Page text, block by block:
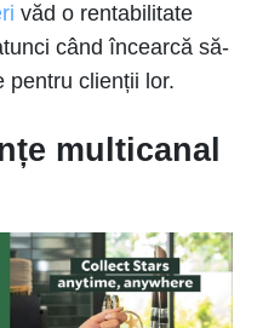
văd o rentabilitate
când încearcă să-
pentru clienții lor.
multicanal